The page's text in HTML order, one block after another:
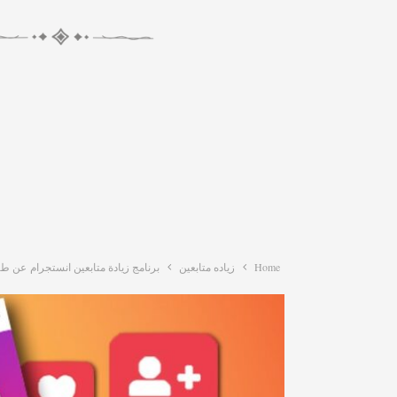
Home زياده متابعين برنامج زيادة متابعين انستجرام عن طريق 4